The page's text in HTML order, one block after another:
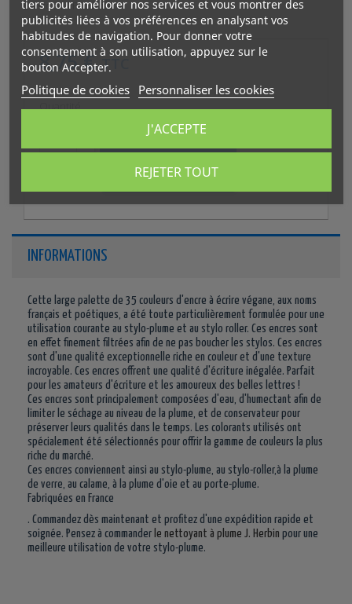
En stock 4 Produits
8,75 € TTC
Quantité

Ajouter au panier
INFORMATIONS
Cette large palette de 35 couleurs d'encre à écrire végane, aux noms
français et poétiques, a été toute particulièrement formulée pour une
utilisation courante au stylo-plume et au stylo roller. Ces encres sont
en effet finement filtrées afin de ne pas boucher les stylos. Ces encres
sont d'une qualité exceptionnelle riche en couleur et d'une texture
incroyable. Ces encres offrent une qualité d'écriture inégalée. Parfait
pour les amateurs d'écriture et les amoureux des belles lettres !
Ces encres sont principalement composées d'eau, d'humectant afin de
limiter le séchage au niveau de la plume, et de conservateur pour
préserver leurs qualités dans le temps. Les colorants utilisés ont
spécialement été sélectionnés pour offrir la gamme de couleurs la plus
riche du marché.
Ces encres conviennent ainsi au stylo-plume, au stylo-roller,à la plume
de verre, au calame, à la plume d'oie et au porte-plume.
Fabriquées en France
. Commandez dès maintenant et profitez d'une expédition rapide et
soignée. Pensez à commander le nettoyant à plume J. Herbin pour une
meilleure utilisation de votre stylo-plume.
tiers pour améliorer nos services et vous montrer des
publicités liées à vos préférences en analysant vos
habitudes de navigation. Pour donner votre
consentement à son utilisation, appuyez sur le
bouton Accepter.
Politique de cookies Personnaliser les cookies
REJETER TOUT
J'ACCEPTE